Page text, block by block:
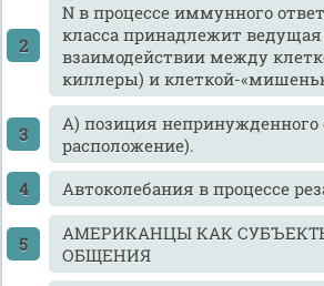
N в процессе иммунного
класса принадлежит ведущая
взаимодействии между
киллеры) и клеткой-
А) позиция непринужденного
расположение).
Автоколебания в процессе
АМЕРИКАНЦЫ КАК
ОБЩЕНИЯ